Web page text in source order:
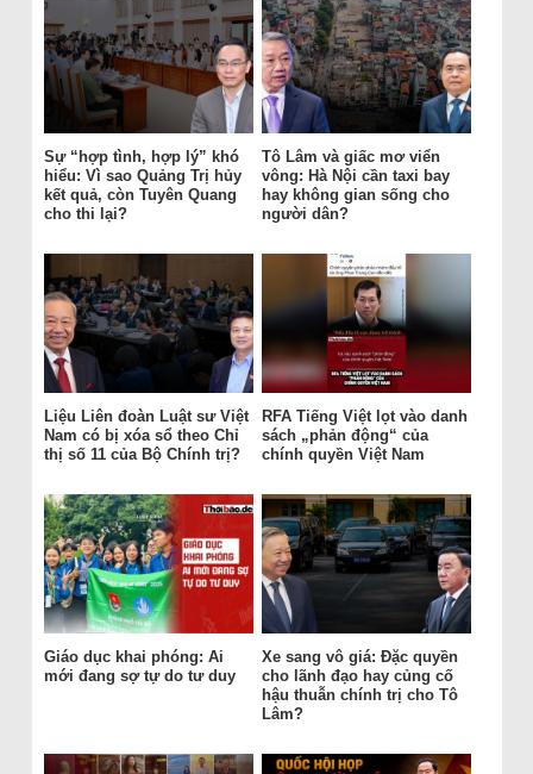
Sự “hợp tình, hợp lý” khó
hiểu: Vì sao Quảng Trị hủy
kết quả, còn Tuyên Quang
cho thi lại?
Tô Lâm và giấc mơ viển
vông: Hà Nội cần taxi bay
hay không gian sống cho
người dân?
Liệu Liên đoàn Luật sư Việt
Nam có bị xóa sổ theo Chỉ
thị số 11 của Bộ Chính trị?
RFA Tiếng Việt lọt vào danh
sách „phản động“ của
chính quyền Việt Nam
Giáo dục khai phóng: Ai
mới đang sợ tự do tư duy
Xe sang vô giá: Đặc quyền
cho lãnh đạo hay củng cố
hậu thuẫn chính trị cho Tô
Lâm?